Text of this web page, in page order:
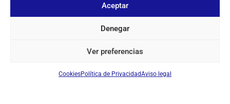
Aceptar
Denegar
Ver preferencias
CookiesPolítica de PrivacidadAviso legal
+ 34 933 348 800
info@pihernz.com
Linkedin
Instagram